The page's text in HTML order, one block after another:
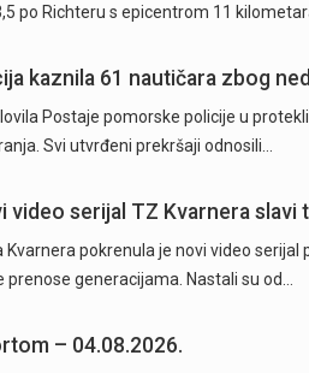
po Richteru s epicentrom 11
kaznila 61 nautičara zbog
Postaje pomorske policije u
Svi utvrđeni prekršaji odnosili…
video serijal TZ Kvarnera
pokrenula je novi video
generacijama. Nastali su od…
– 04.08.2026.